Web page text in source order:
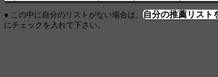
● この中に自分のリストがない場合は、 自分の推薦リスト
にチェックを入れて下さい。